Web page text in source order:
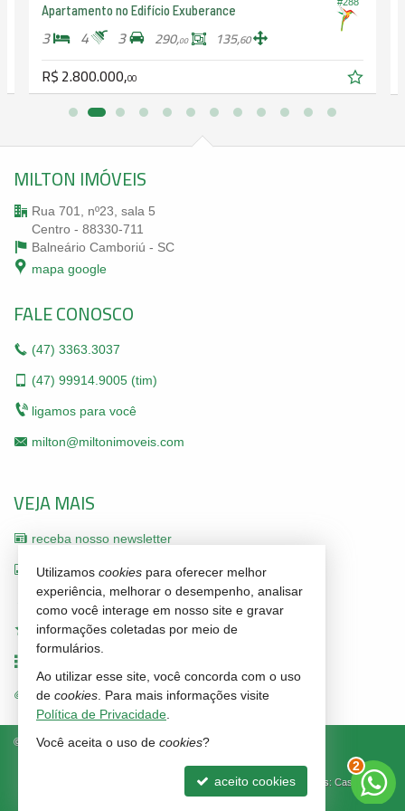
Apartamento no Edifício Exuberance
3 4 3 290,00 135,60
R$ 2.800.000,00
MILTON IMÓVEIS
Rua 701, nº23, sala 5
Centro - 88330-711
Balneário Camboriú - SC
mapa google
FALE CONOSCO
(47) 3363.3037
(47) 99914.9005 (tim)
ligamos para você
milton@miltonimoveis.com
VEJA MAIS
receba nosso newsletter
indicadores financeiros
cadastre seu imóvel
imóveis favoritos
trabalhe conosco
© 2026 CRECI/SC 3211-J Política de Privacidade
Site para imobiliárias: Castel Digital
Utilizamos cookies para oferecer melhor
experiência, melhorar o desempenho, analisar
como você interage em nosso site e gravar
informações coletadas por meio de
formulários.
Ao utilizar esse site, você concorda com o uso
de cookies . Para mais informações visite
Política de Privacidade
Você aceita o uso de cookies?
aceito cookies